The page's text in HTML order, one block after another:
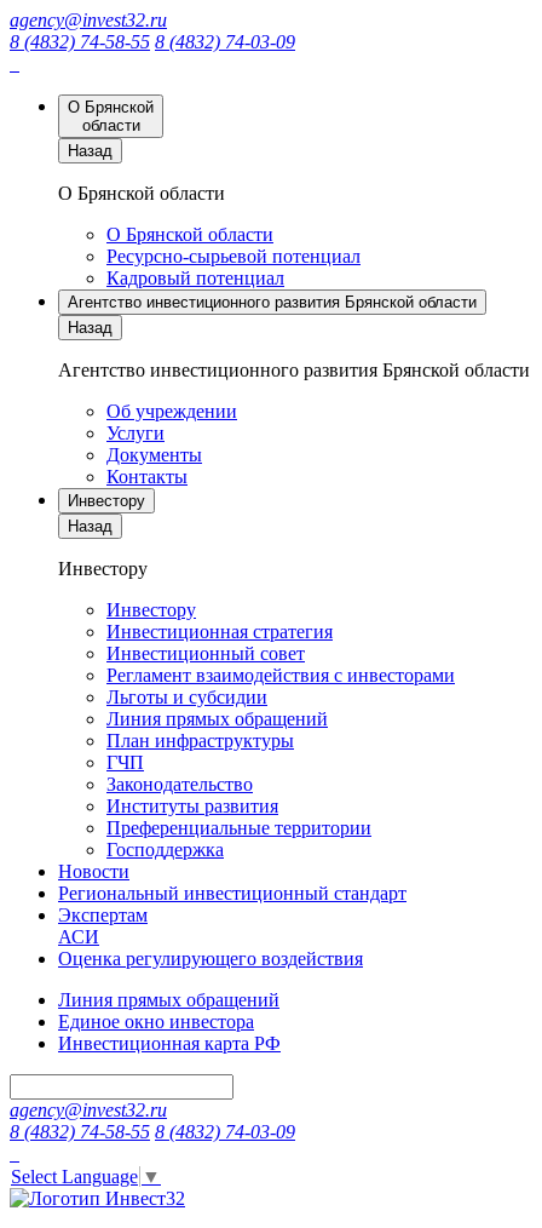
agency@invest32.ru
8 (4832) 74-58-55 8 (4832) 74-03-09
О Брянской
области
Назад
О Брянской области
О Брянской области
Ресурсно-сырьевой потенциал
Кадровый потенциал
Агентство инвестиционного развития Брянской области
Назад
Агентство инвестиционного развития Брянской области
Об учреждении
Услуги
Документы
Контакты
Инвестору
Назад
Инвестору
Инвестору
Инвестиционная стратегия
Инвестиционный совет
Регламент взаимодействия с инвесторами
Льготы и субсидии
Линия прямых обращений
План инфраструктуры
ГЧП
Законодательство
Институты развития
Преференциальные территории
Господдержка
Новости
Региональный инвестиционный стандарт
Экспертам
АСИ
Оценка регулирующего воздействия
Линия прямых обращений
Единое окно инвестора
Инвестиционная карта РФ
agency@invest32.ru
8 (4832) 74-58-55 8 (4832) 74-03-09
Select Language ▼